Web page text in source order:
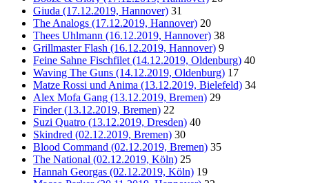
Giuda (17.12.2019, Hannover) 31
The Analogs (17.12.2019, Hannover) 20
Thees Uhlmann (16.12.2019, Hannover) 38
Grillmaster Flash (16.12.2019, Hannover) 9
Feine Sahne Fischfilet (14.12.2019, Oldenburg) 40
Waving The Guns (14.12.2019, Oldenburg) 17
Matze Rossi und Anima (13.12.2019, Bielefeld) 34
Alex Mofa Gang (13.12.2019, Bremen) 29
Finder (13.12.2019, Bremen) 22
Suzi Quatro (13.12.2019, Dresden) 40
Skindred (02.12.2019, Bremen) 30
Blood Command (02.12.2019, Bremen) 35
The National (02.12.2019, Köln) 25
Hannah Georgas (02.12.2019, Köln) 19